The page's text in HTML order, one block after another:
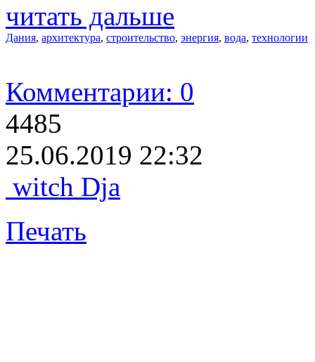
читать дальше
Дания, архитектура, строительство, энергия, вода, технологии
Комментарии: 0
4485
25.06.2019 22:32
witch Dja
Печать